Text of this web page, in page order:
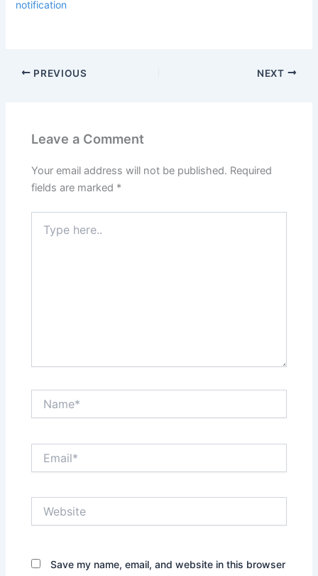
notification
PREVIOUS NEXT
Leave a Comment
Your email address will not be published. Required
fields are marked *
here..
Save my name, email, and website in this browser